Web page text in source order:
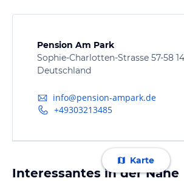
Pension Am Park
Sophie-Charlotten-Strasse 57-58
Deutschland
info@pension-ampark.de
+49303213485
Karte
Interessantes in der Nähe